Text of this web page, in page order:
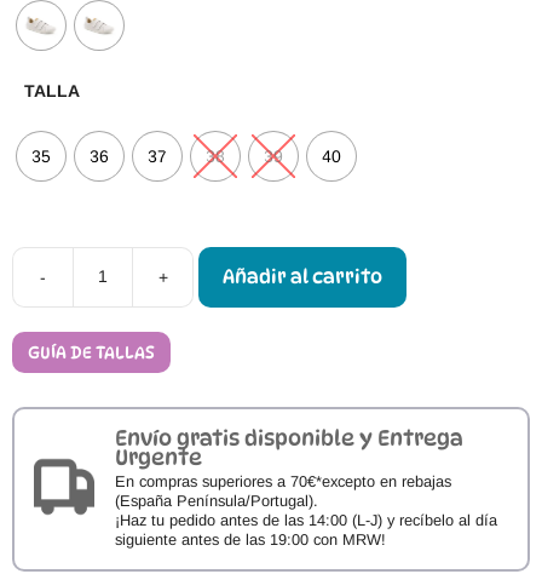
TALLA
35 36 37 38 39 40
-
Calzado
Barefoot
+ Añadir al carrito
GUÍA DE TALLAS
Envío gratis disponible y Entrega
Urgente
En compras superiores a 70€*excepto en rebajas
(España Península/Portugal).
¡Haz tu pedido antes de las 14:00 (L-J) y recíbelo al día
siguiente antes de las 19:00 con MRW!